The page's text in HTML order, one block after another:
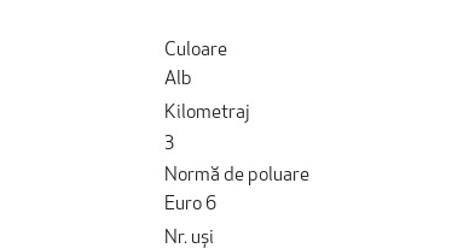
Culoare
Alb
Kilometraj
3
Normă de poluare
Euro 6
Nr. uși